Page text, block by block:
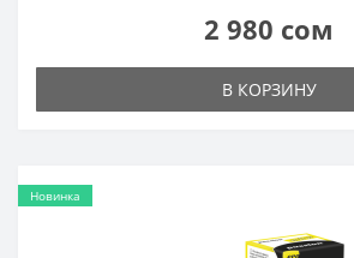
2 980 сом
В КОРЗИНУ
Новинка